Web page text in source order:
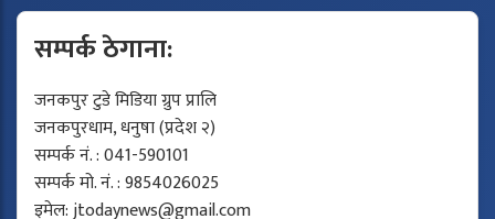
सम्पर्क ठेगाना:
जनकपुर टुडे मिडिया ग्रुप प्रालि
जनकपुरधाम, धनुषा (प्रदेश २)
सम्पर्क नं. : 041-590101
सम्पर्क मो. नं. : 9854026025
इमेल:jtodaynews@gmail.com